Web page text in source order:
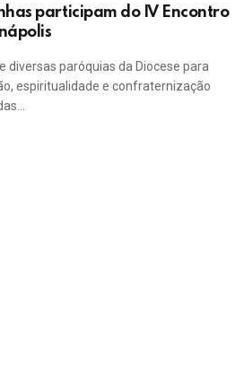
participam do IV Encontro
diversas paróquias da Diocese para
espiritualidade e confraternização